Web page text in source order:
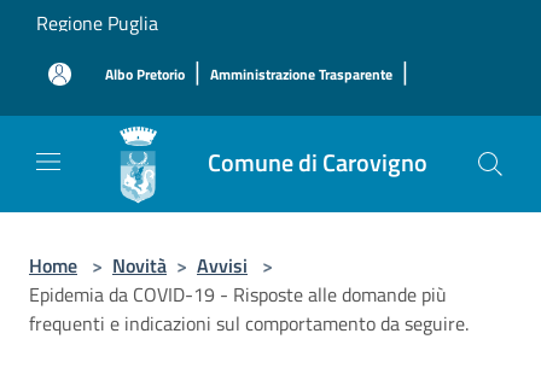
Salta al contenuto principale
Regione Puglia
Albo Pretorio | Amministrazione Trasparente |
Comune di Carovigno
Home > Novità > Avvisi >
Epidemia da COVID-19 - Risposte alle domande più
frequenti e indicazioni sul comportamento da seguire.